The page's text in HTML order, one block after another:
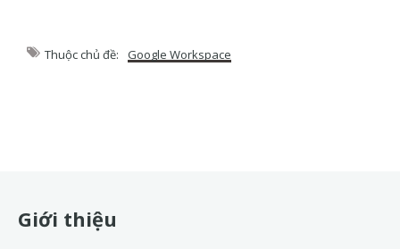
Thuộc chủ đề: Google Workspace
Footer
Giới thiệu